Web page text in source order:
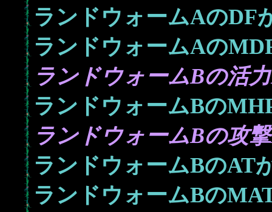
ランドウォームAのDF
ランドウォームAの
ランドウォームBの活
ランドウォームBの
ランドウォームBの攻
ランドウォームBのAT
ランドウォームBの